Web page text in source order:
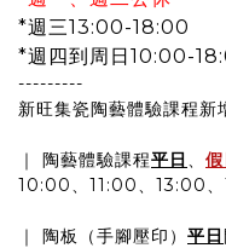
*週三13:00-18:00
*週四到周日10:00-
---------
新旺集瓷陶藝體驗課程新
｜ 陶藝體驗課程平日 、 假
10:00、11:00、13:00
｜ 陶板（手腳壓印） 平日